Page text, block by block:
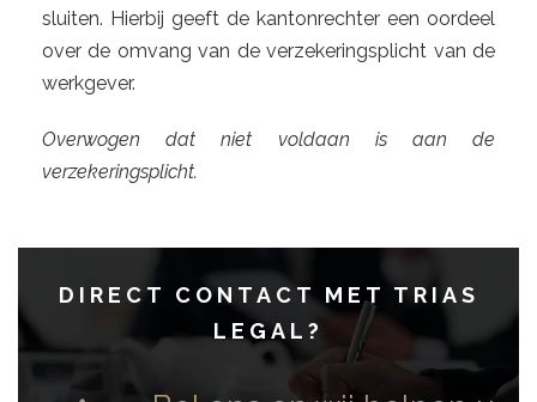
sluiten. Hierbij geeft de kantonrechter een oordeel
over de omvang van de verzekeringsplicht van de
werkgever.
Overwogen dat niet voldaan is aan de
verzekeringsplicht.
DIRECT CONTACT MET TRIAS
LEGAL ?